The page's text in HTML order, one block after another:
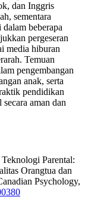
dan Inggris
sementara
beberapa
pergeseran
media hiburan
Temuan
pengembangan
anak, serta
pendidikan
aman dan
Parental:
Orangtua dan
Psychology,